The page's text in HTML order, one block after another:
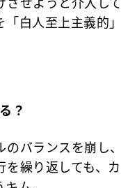
させようと介入して
白人至上主義的」
？
バランスを崩し、
繰り返しても、カ